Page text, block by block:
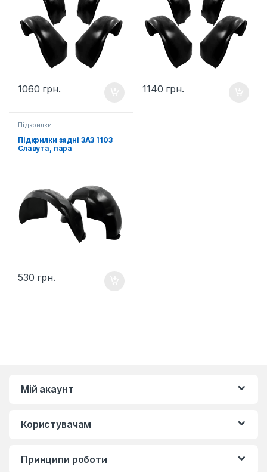
1060 грн. 1140 грн.
Підкрилки
Підкрилки задні ЗАЗ 1103
Славута, пара
530 грн.
Мій акаунт
Користувачам
Принципи роботи